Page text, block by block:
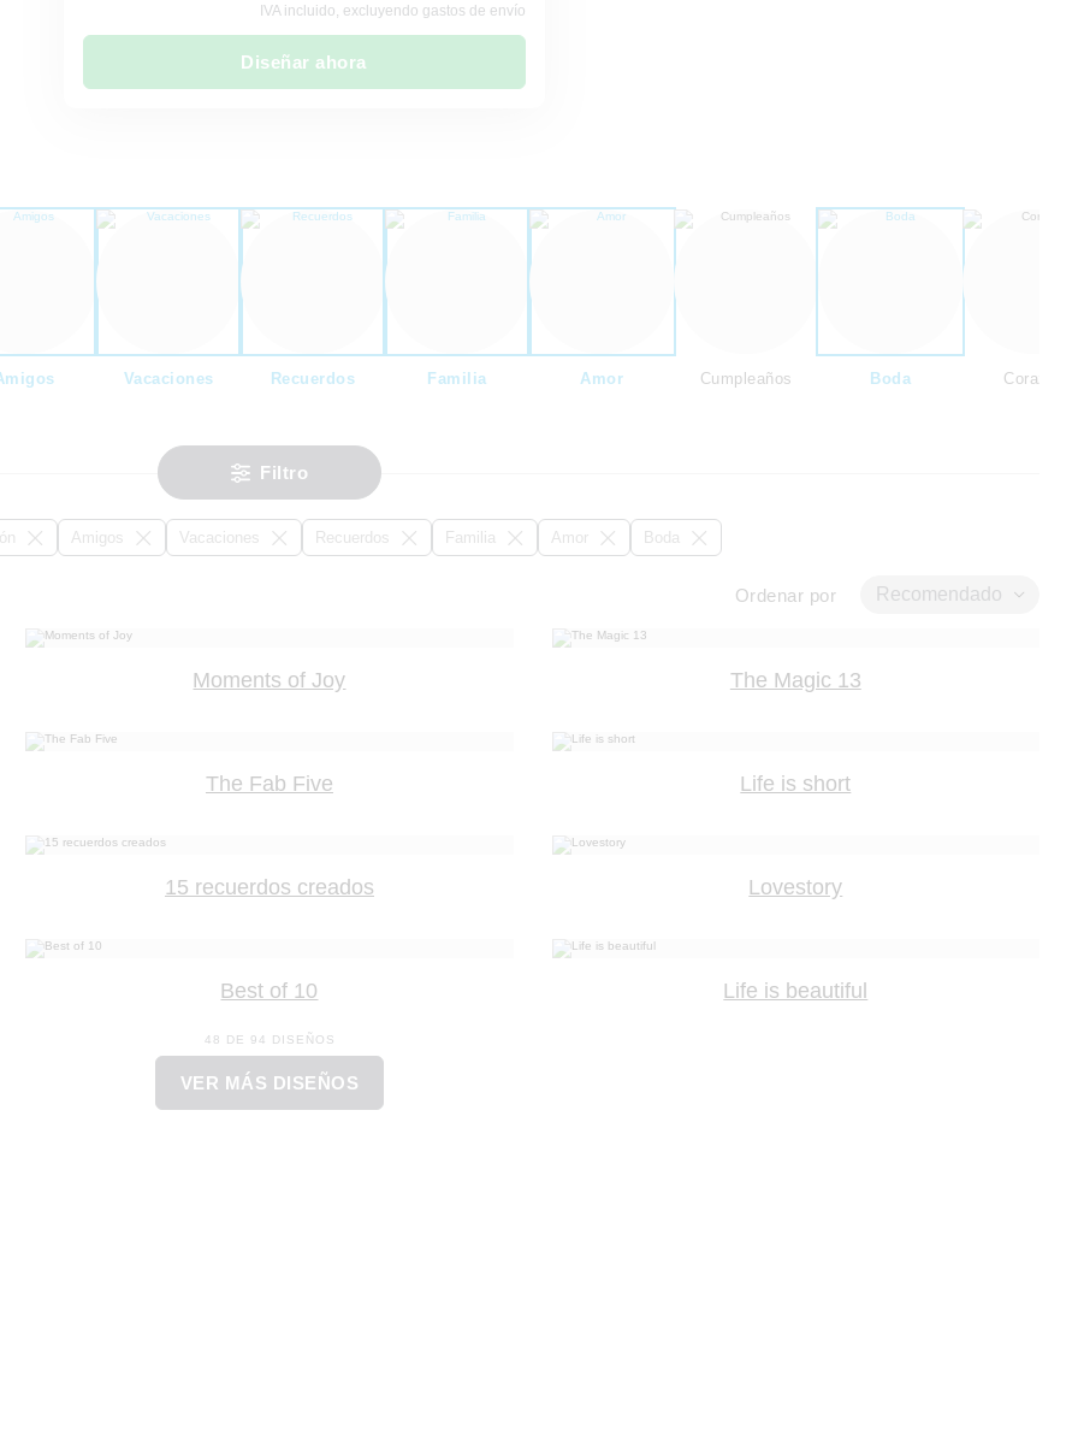
IVA incluido, excluyendo gastos de envío
Diseñar ahora
Vacaciones Recuerdos Familia Amor Cumpleaños Boda Corazón
Filtro
Amigos Vacaciones Recuerdos Familia Amor Boda
Ordenar por Recomendado
Moments of Joy The Magic 13
The Fab Five Life is short
15 recuerdos creados Lovestory
Best of 10 Life is beautiful
48 DE 94 DISEÑOS
VER MÁS DISEÑOS